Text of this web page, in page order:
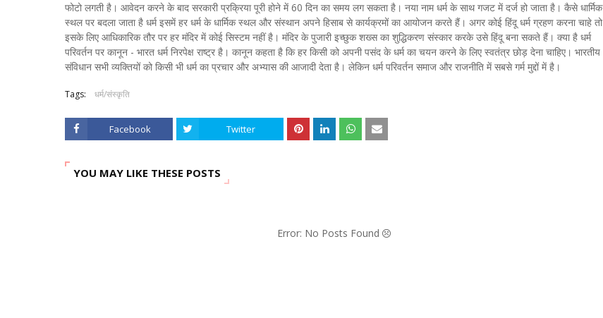
फोटो लगती है। आवेदन करने के बाद सरकारी प्रक्रिया पूरी होने में 60 दिन का समय लग सकता है। नया नाम धर्म के साथ गजट में दर्ज हो जाता है। कैसे धार्मिक
स्थल पर बदला जाता है धर्म इसमें हर धर्म के धार्मिक स्थल और संस्थान अपने हिसाब से कार्यक्रमों का आयोजन करते हैं। अगर कोई हिंदू धर्म ग्रहण करना चाहे तो
इसके लिए आधिकारिक तौर पर हर मंदिर में कोई सिस्टम नहीं है। मंदिर के पुजारी इच्छुक शख्स का शुद्धिकरण संस्कार करके उसे हिंदू बना सकते हैं। क्या है धर्म
परिवर्तन पर कानून - भारत धर्म निरपेक्ष राष्ट्र है। कानून कहता है कि हर किसी को अपनी पसंद के धर्म का चयन करने के लिए स्वतंत्र छोड़ देना चाहिए। भारतीय
संविधान सभी व्यक्तियों को किसी भी धर्म का प्रचार और अभ्यास की आजादी देता है। लेकिन धर्म परिवर्तन समाज और राजनीति में सबसे गर्म मुद्दों में है।
Tags: धर्म/संस्कृति
Facebook Twitter
YOU MAY LIKE THESE POSTS
Error: No Posts Found